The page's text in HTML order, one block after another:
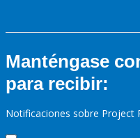
Manténgase
para recibir:
Notificaciones sobre Project